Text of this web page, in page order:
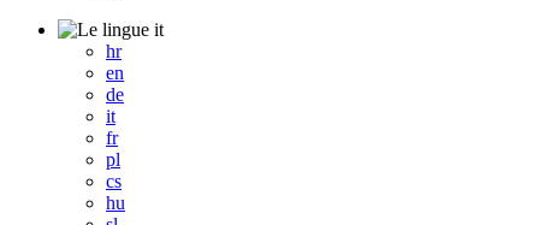
it
hr
en
de
it
fr
pl
cs
hu